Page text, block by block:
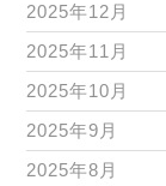
2025年12月
2025年11月
2025年10月
2025年9月
2025年8月